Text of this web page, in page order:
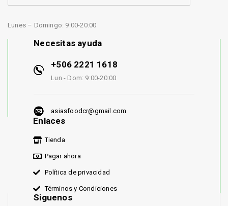
Lunes – Domingo: 9:00-20:00
Necesitas ayuda
+506 2221 1618
Lun - Dom: 9:00-20:00
asiasfoodcr@gmail.com
Enlaces
Tienda
Pagar ahora
Política de privacidad
Términos y Condiciones
Siguenos